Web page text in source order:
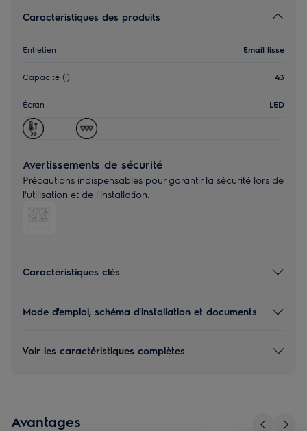
Caractéristiques des produits
Entretien Email lisse
Capacité (l) 43
Écran LED
Avertissements de sécurité
Précautions indispensables pour garantir la sécurité lors de
l'utilisation et de l'installation.
Caractéristiques clés
Mode d'emploi, schéma d'installation et documents
Voir les caractéristiques complètes
Avantages